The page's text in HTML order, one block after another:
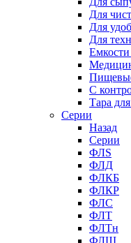
Для
Для
Для
Емкости
С
Тара
Серии
Назад
Серии
ФЛS
ФЛД
ФЛКБ
ФЛКР
ФЛС
ФЛТ
ФЛТн
ФЛШ